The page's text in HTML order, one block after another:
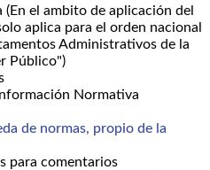
(En el ambito de aplicación del
aplica para el orden nacional
Administrativos de la
Público")
Normativa
de normas, propio de la
para comentarios